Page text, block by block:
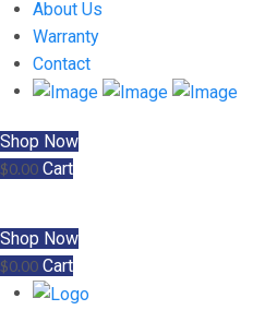
About Us
Warranty
Contact
Shop Now
$0.00 Cart
Shop Now
$0.00 Cart